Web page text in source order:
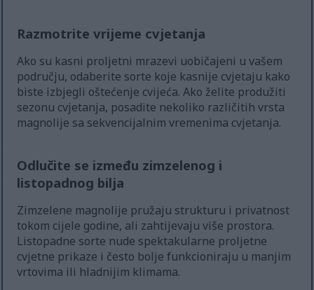
Razmotrite vrijeme cvjetanja
Ako su kasni proljetni mrazevi uobičajeni u vašem
području, odaberite sorte koje kasnije cvjetaju kako
biste izbjegli oštećenje cvijeća. Ako želite produžiti
sezonu cvjetanja, posadite nekoliko različitih vrsta
magnolije sa sekvencijalnim vremenima cvjetanja.
Odlučite se između zimzelenog i
listopadnog bilja
Zimzelene magnolije pružaju strukturu i privatnost
tokom cijele godine, ali zahtijevaju više prostora.
Listopadne sorte nude spektakularne proljetne
cvjetne prikaze i često bolje funkcioniraju u manjim
vrtovima ili hladnijim klimama.